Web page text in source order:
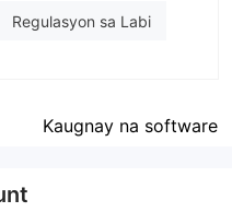
Regulasyon sa Labi
Kaugnay na software